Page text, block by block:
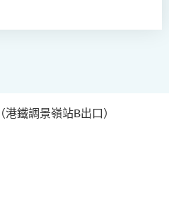
（港鐵調景嶺站B出口）